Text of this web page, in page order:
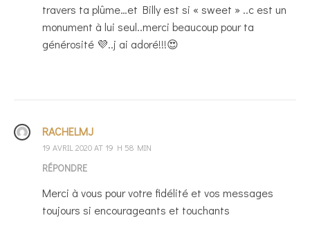
travers ta plûme…et Billy est si « sweet » ..c est un
monument à lui seul..merci beaucoup pour ta
générosité 💜..j ai adoré!!!😍
RACHELMJ
19 AVRIL 2020 AT 19 H 58 MIN
RÉPONDRE
Merci à vous pour votre fidélité et vos messages
toujours si encourageants et touchants